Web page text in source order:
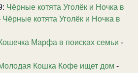
Чёрные котята Уголёк и Ночка в
Чёрные котята Уголёк и Ночка в
Марфа в поисках семьи -
Кошка Кофе ищет дом -